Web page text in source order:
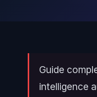
Guide
intelligence